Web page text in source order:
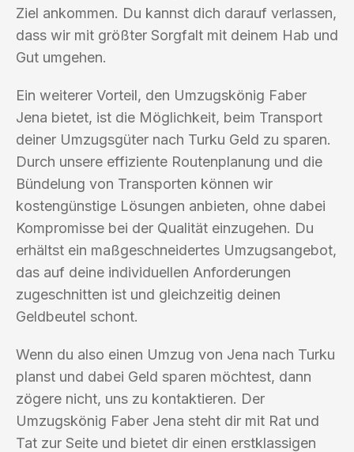
Ziel ankommen. Du kannst dich darauf verlassen,
dass wir mit größter Sorgfalt mit deinem Hab und
Gut umgehen.
Ein weiterer Vorteil, den Umzugskönig Faber
Jena bietet, ist die Möglichkeit, beim Transport
deiner Umzugsgüter nach Turku Geld zu sparen.
Durch unsere effiziente Routenplanung und die
Bündelung von Transporten können wir
kostengünstige Lösungen anbieten, ohne dabei
Kompromisse bei der Qualität einzugehen. Du
erhältst ein maßgeschneidertes Umzugsangebot,
das auf deine individuellen Anforderungen
zugeschnitten ist und gleichzeitig deinen
Geldbeutel schont.
Wenn du also einen Umzug von Jena nach Turku
planst und dabei Geld sparen möchtest, dann
zögere nicht, uns zu kontaktieren. Der
Umzugskönig Faber Jena steht dir mit Rat und
Tat zur Seite und bietet dir einen erstklassigen